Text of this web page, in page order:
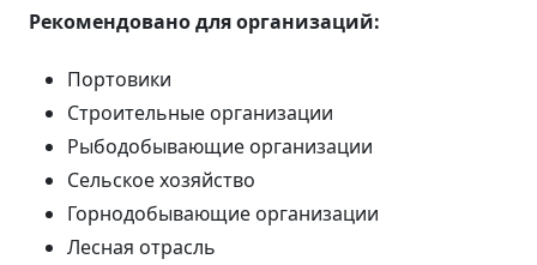
Рекомендовано для организаций:
Портовики
Строительные организации
Рыбодобывающие организации
Сельское хозяйство
Горнодобывающие организации
Лесная отрасль